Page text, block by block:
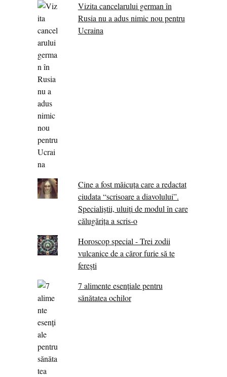
Vizita cancelarului german în
Rusia nu a adus nimic nou pentru
Ucraina
Cine a fost măicuţa care a redactat
ciudata “scrisoare a diavolului”.
Specialiştii, uluiţi de modul în care
călugărița a scris-o
Horoscop special - Trei zodii
vulcanice de a căror furie să te
ferești
7 alimente esenţiale pentru
sănătatea ochilor